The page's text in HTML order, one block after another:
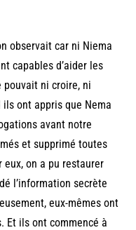
observait car ni Niema
capables d’aider les
pouvait ni croire, ni
ils ont appris que Nema
avant notre
et supprimé toutes
eux, on a pu restaurer
l’information secrète
eux-mêmes ont
Et ils ont commencé à